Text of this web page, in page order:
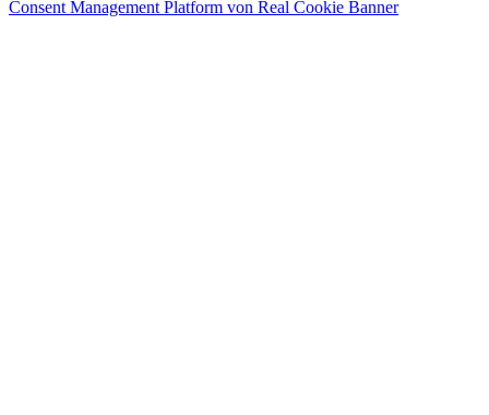
Consent Management Platform von Real Cookie Banner